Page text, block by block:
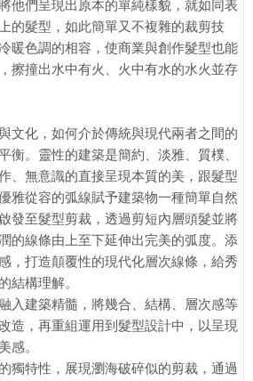
他們呈現出原本的單純樣貌，就如同表
的髮型，如此簡單又不複雜的裁剪技
暖色調的相容，使商業與創作髮型也能
擦撞出水中有火、火中有水的水火並存
文化，如何介於傳統與現代兩者之間的
衡。靈性的建築是簡約、淡雅、質樸、
、無意識的直接呈現本質的美，跟髮型
雅從容的弧線賦予建築物一種簡單自然
發至髮型剪裁，透過剪短內層頭髮並將
的線條由上至下延伸出完美的弧度。添
，打造顛覆性的現代化層次線條，給秀
結構理解。
入建築精髓，將幾合、結構、層次感等
造，再重組運用到髮型設計中，以呈現
感。
獨特性，展現瀏海破碎似的剪裁，通過